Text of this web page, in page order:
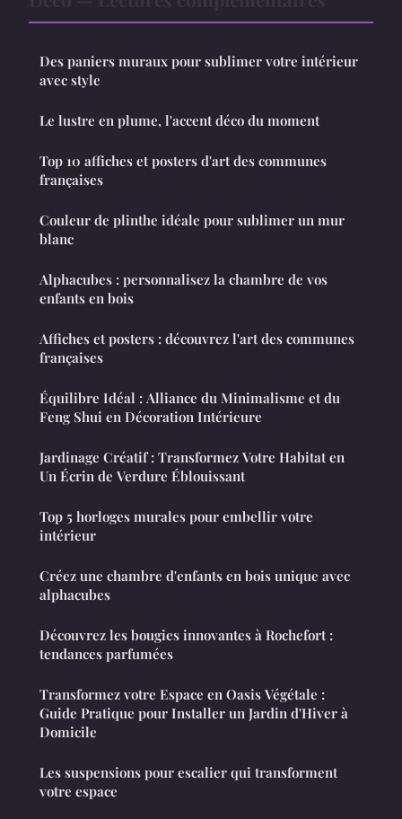
Des paniers muraux pour sublimer votre intérieur
avec style
Le lustre en plume, l'accent déco du moment
Top 10 affiches et posters d'art des communes
françaises
Couleur de plinthe idéale pour sublimer un mur
blanc
Alphacubes : personnalisez la chambre de vos
enfants en bois
Affiches et posters : découvrez l'art des communes
françaises
Équilibre Idéal : Alliance du Minimalisme et du
Feng Shui en Décoration Intérieure
Jardinage Créatif : Transformez Votre Habitat en
Un Écrin de Verdure Éblouissant
Top 5 horloges murales pour embellir votre
intérieur
Créez une chambre d'enfants en bois unique avec
alphacubes
Découvrez les bougies innovantes à Rochefort :
tendances parfumées
Transformez votre Espace en Oasis Végétale :
Guide Pratique pour Installer un Jardin d'Hiver à
Domicile
Les suspensions pour escalier qui transforment
votre espace